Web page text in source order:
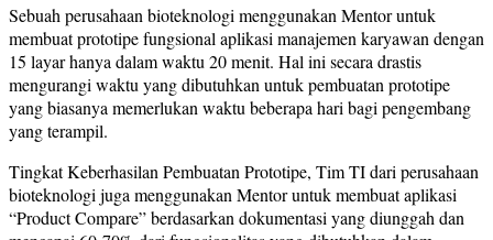
Sebuah perusahaan bioteknologi menggunakan Mentor untuk
membuat prototipe fungsional aplikasi manajemen karyawan dengan
15 layar hanya dalam waktu 20 menit. Hal ini secara drastis
mengurangi waktu yang dibutuhkan untuk pembuatan prototipe
yang biasanya memerlukan waktu beberapa hari bagi pengembang
yang terampil.
Tingkat Keberhasilan Pembuatan Prototipe, Tim TI dari perusahaan
bioteknologi juga menggunakan Mentor untuk membuat aplikasi
“Product Compare” berdasarkan dokumentasi yang diunggah dan